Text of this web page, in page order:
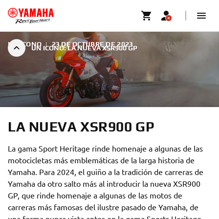
UN ICONO: LA NUEVA XSR900 GP
UN ICONO | 23 DE OCTUBRE DE 2023
LA NUEVA XSR900 GP
La gama Sport Heritage rinde homenaje a algunas de las
motocicletas más emblemáticas de la larga historia de
Yamaha. Para 2024, el guiño a la tradición de carreras de
Yamaha da otro salto más al introducir la nueva XSR900
GP, que rinde homenaje a algunas de las motos de
carreras más famosas del ilustre pasado de Yamaha, de